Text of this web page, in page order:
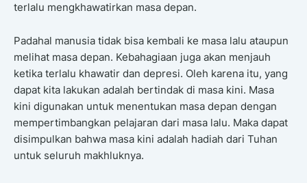
terlalu mengkhawatirkan masa depan.
Padahal manusia tidak bisa kembali ke masa lalu ataupun
melihat masa depan. Kebahagiaan juga akan menjauh
ketika terlalu khawatir dan depresi. Oleh karena itu, yang
dapat kita lakukan adalah bertindak di masa kini. Masa
kini digunakan untuk menentukan masa depan dengan
mempertimbangkan pelajaran dari masa lalu. Maka dapat
disimpulkan bahwa masa kini adalah hadiah dari Tuhan
untuk seluruh makhluknya.